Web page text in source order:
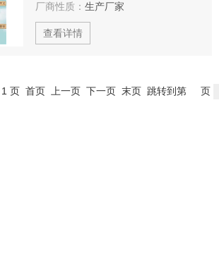
厂商性质： 生产厂家
查看详情
1 页 首页 上一页 下一页 末页 跳转到第 页